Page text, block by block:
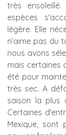
très
espèces
légère. Elle
n’aime pas du
nous avons
mais certaines
été pour
très sec. A
saison la plus
Certaines
Mexique, sont